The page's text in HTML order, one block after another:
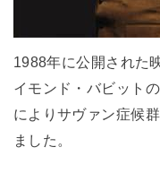
1988年に公開された
イモンド・バビット
によりサヴァン症候
ました。